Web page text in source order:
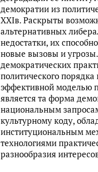
демократии из
XXIв. Раскрыты
альтернативных
недостатки, их
новые вызовы и
демократических
политического порядка
эффективной моделью
является та форма
национальным
культурному коду,
институциональным
технологиями
разнообразия